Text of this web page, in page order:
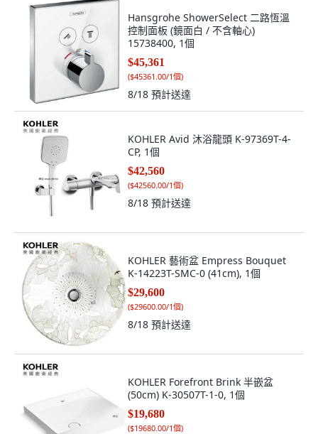
Hansgrohe ShowerSelect 二路恆溫
控制面板 (鏡面白 / 不含軸心)
15738400, 1個
$45,361
($45361.00/1個)
8/18 預計送達
KOHLER Avid 沐浴龍頭 K-97369T-4-
CP, 1個
$42,560
($42560.00/1個)
8/18 預計送達
KOHLER 藝術盆 Empress Bouquet
K-14223T-SMC-0 (41cm), 1個
$29,600
($29600.00/1個)
8/18 預計送達
KOHLER Forefront Brink 半嵌盆
(50cm) K-30507T-1-0, 1個
$19,680
($19680.00/1個)